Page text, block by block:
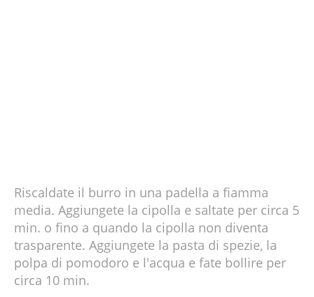
Riscaldate il burro in una padella a fiamma
media. Aggiungete la cipolla e saltate per circa 5
min. o fino a quando la cipolla non diventa
trasparente. Aggiungete la pasta di spezie, la
polpa di pomodoro e l'acqua e fate bollire per
circa 10 min.